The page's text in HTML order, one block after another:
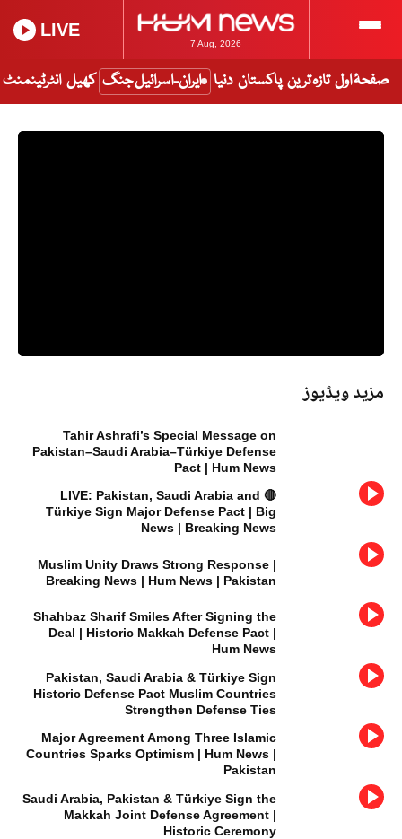
7 Aug, 2026
LIVE
صفحۂ اول تازہ ترین پاکستان دنیا ایران-اسرائیل جنگ کھیل انٹرٹینمنٹ
مزید ویڈیوز
Tahir Ashrafi’s Special Message on
Pakistan–Saudi Arabia–Türkiye Defense
Pact | Hum News
🔴 LIVE: Pakistan, Saudi Arabia and
Türkiye Sign Major Defense Pact | Big
News | Breaking News
Muslim Unity Draws Strong Response |
Breaking News | Hum News | Pakistan
Shahbaz Sharif Smiles After Signing the
Deal | Historic Makkah Defense Pact |
Hum News
Pakistan, Saudi Arabia & Türkiye Sign
Historic Defense Pact Muslim Countries
Strengthen Defense Ties
Major Agreement Among Three Islamic
Countries Sparks Optimism | Hum News |
Pakistan
Saudi Arabia, Pakistan & Türkiye Sign the
Makkah Joint Defense Agreement |
Historic Ceremony